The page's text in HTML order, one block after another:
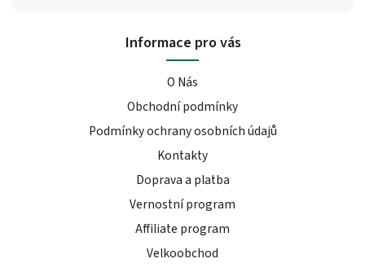
Informace pro vás
O Nás
Obchodní podmínky
Podmínky ochrany osobních údajů
Kontakty
Doprava a platba
Vernostní program
Affiliate program
Velkoobchod